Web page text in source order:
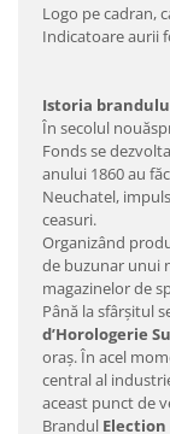
Logo pe cadran,
Indicatoare aurii
Istoria
În secolul
Fonds se
anului 1860 au
Neuchatel,
ceasuri.
Organizând
de buzunar unui
magazinelor de
Până la sfârşitul
d’Horologerie
oraş. În acel
central al
aceast punct de
Brandul Election